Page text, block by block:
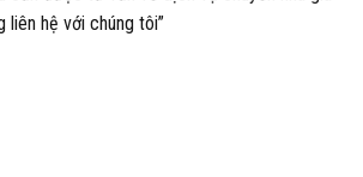
liên hệ với chúng tôi”